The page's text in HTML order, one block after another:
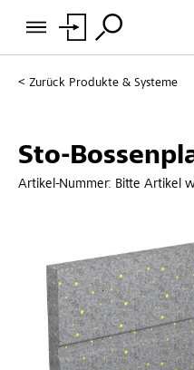
Zurück Produkte & Systeme
Sto-
Artikel-Nummer: Bitte Artikel